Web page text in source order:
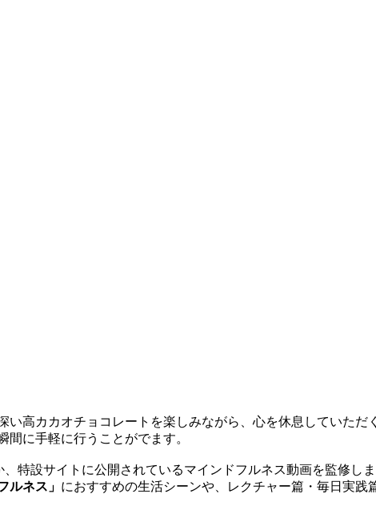
い高カカオチョコレートを楽しみながら、心を休息していた
に手軽に行うことがでます。
、特設サイトに公開されているマインドフルネス動画を監修し
ルネス」 におすすめの生活シーンや、レクチャー篇・毎日実